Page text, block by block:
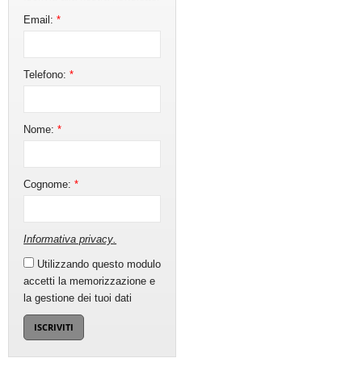
Email:*
Telefono:*
Nome:*
Cognome:*
Informativa privacy.
Utilizzando questo modulo
accetti la memorizzazione e
la gestione dei tuoi dati